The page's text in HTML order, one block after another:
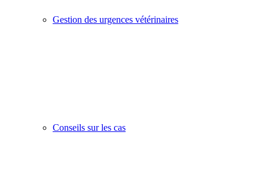
Gestion des urgences vétérinaires
Conseils sur les cas